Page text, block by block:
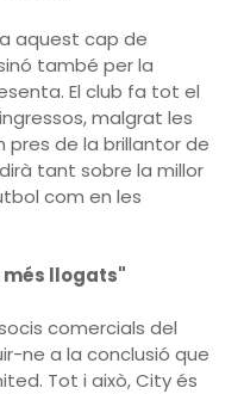
aquest cap de
també per la
El club fa tot el
malgrat les
pres de la brillantor de
tant sobre la millor
com en les
més llogats"
comercials del
ne a la conclusió que
Tot i això, City és